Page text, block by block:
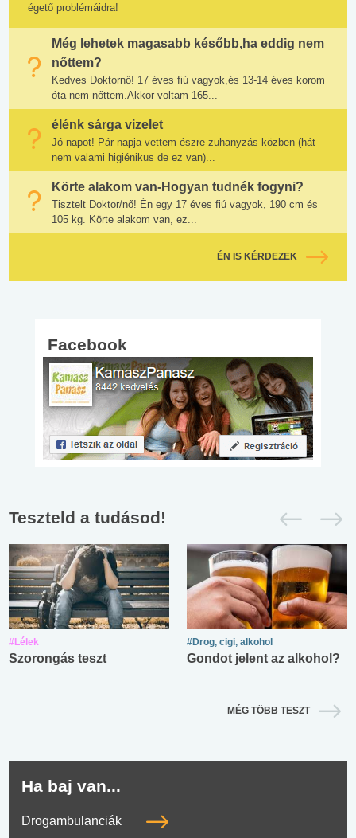
égető problémáidra!
Még lehetek magasabb később,ha eddig nem
nőttem?
Kedves Doktornő! 17 éves fiú vagyok,és 13-14 éves korom
óta nem nőttem.Akkor voltam 165...
élénk sárga vizelet
Jó napot! Pár napja vettem észre zuhanyzás közben (hát
nem valami higiénikus de ez van)...
Körte alakom van-Hogyan tudnék fogyni?
Tisztelt Doktor/nő! Én egy 17 éves fiú vagyok, 190 cm és
105 kg. Körte alakom van, ez...
ÉN IS KÉRDEZEK
Facebook
Teszteld a tudásod!
#Lélek
Szorongás teszt
#Drog, cigi, alkohol
Gondot jelent az alkohol?
MÉG TÖBB TESZT
Ha baj van...
Drogambulanciák